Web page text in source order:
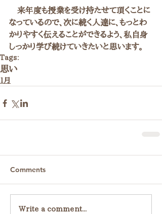
来年度も授業を受け持たせて頂くことに
なっているので、次に続く人達に、もっとわ
かりやすく伝えることができるよう、私自身
しっかり学び続けていきたいと思います。
Tags:
思い
１月
Comments
Write a comment...